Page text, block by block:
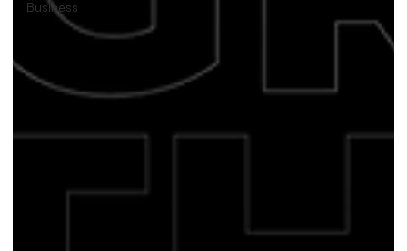
Business